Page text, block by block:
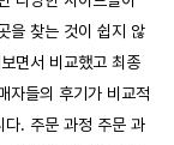
을 찾는 것이 쉽지 않
면서 비교했고 최종
자들의 후기가 비교적
다. 주문 과정 주문 과